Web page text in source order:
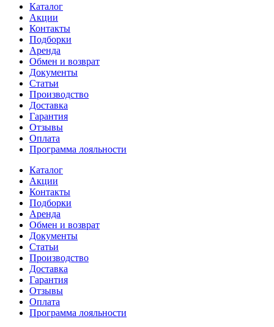
Каталог
Акции
Контакты
Подборки
Аренда
Обмен и возврат
Документы
Статьи
Производство
Доставка
Гарантия
Отзывы
Оплата
Программа лояльности
Каталог
Акции
Контакты
Подборки
Аренда
Обмен и возврат
Документы
Статьи
Производство
Доставка
Гарантия
Отзывы
Оплата
Программа лояльности